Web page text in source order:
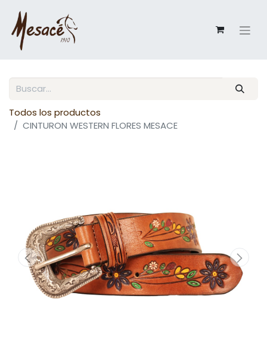
Todos los productos
CINTURON WESTERN FLORES MESACE